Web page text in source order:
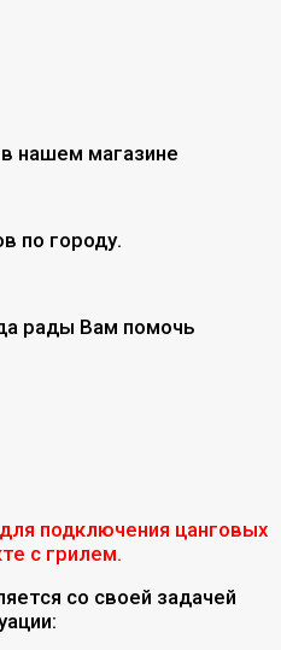
нашем магазине
по городу.
рады Вам помочь
подключения цанговых
с грилем.
со своей задачей